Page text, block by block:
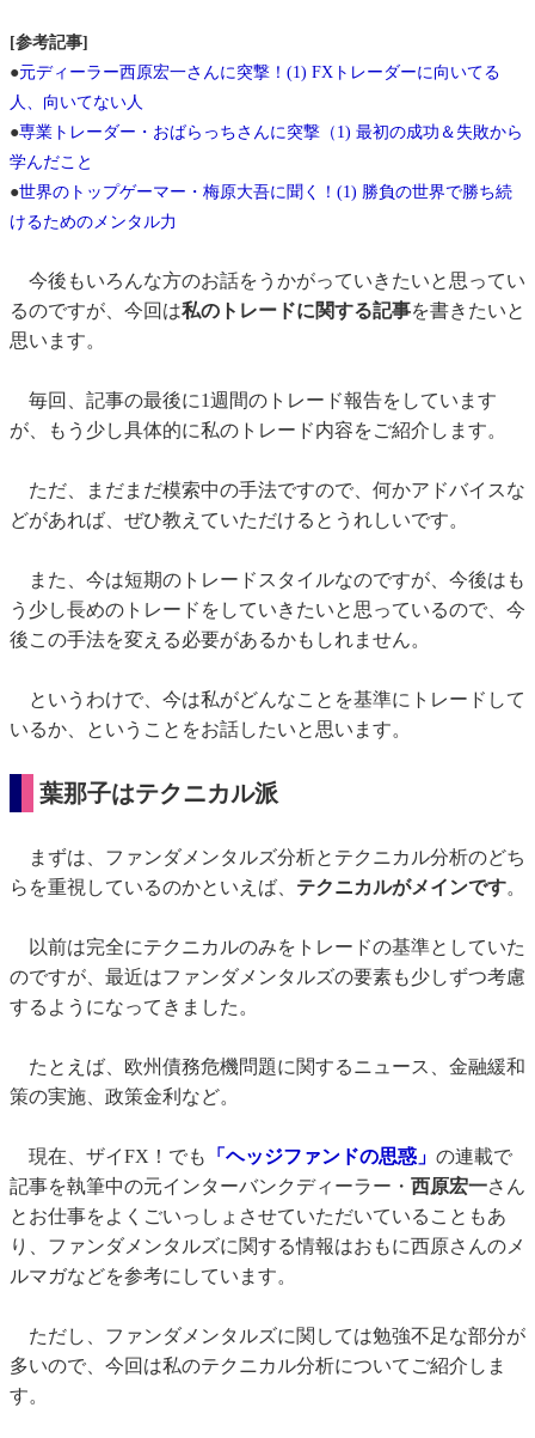
[参考記事]
●元ディーラー西原宏一さんに突撃！(1) FXトレーダーに向いてる
人、向いてない人
●専業トレーダー・おばらっちさんに突撃（1) 最初の成功＆失敗から
学んだこと
●世界のトップゲーマー・梅原大吾に聞く！(1) 勝負の世界で勝ち続
けるためのメンタル力
今後もいろんな方のお話をうかがっていきたいと思ってい
るのですが、今回は私のトレードに関する記事を書きたいと
思います。
毎回、記事の最後に1週間のトレード報告をしています
が、もう少し具体的に私のトレード内容をご紹介します。
ただ、まだまだ模索中の手法ですので、何かアドバイスな
どがあれば、ぜひ教えていただけるとうれしいです。
また、今は短期のトレードスタイルなのですが、今後はも
う少し長めのトレードをしていきたいと思っているので、今
後この手法を変える必要があるかもしれません。
というわけで、今は私がどんなことを基準にトレードして
いるか、ということをお話したいと思います。
葉那子はテクニカル派
まずは、ファンダメンタルズ分析とテクニカル分析のどち
らを重視しているのかといえば、 テクニカルがメインです。
以前は完全にテクニカルのみをトレードの基準としていた
のですが、最近はファンダメンタルズの要素も少しずつ考慮
するようになってきました。
たとえば、欧州債務危機問題に関するニュース、金融緩和
策の実施、政策金利など。
現在、ザイFX！でも 「ヘッジファンドの思惑」 の連載で
記事を執筆中の元インターバンクディーラー・ 西原宏一さん
とお仕事をよくごいっしょさせていただいていることもあ
り、ファンダメンタルズに関する情報はおもに西原さんのメ
ルマガなどを参考にしています。
ただし、ファンダメンタルズに関しては勉強不足な部分が
多いので、今回は私のテクニカル分析についてご紹介しま
す。